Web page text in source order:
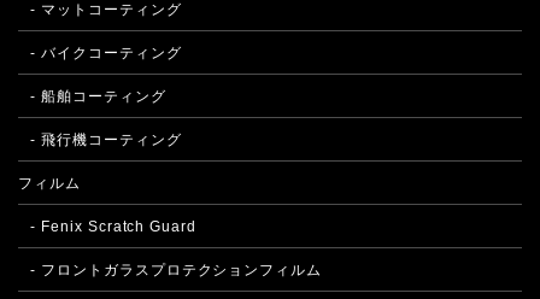
- マットコーティング
- バイクコーティング
- 船舶コーティング
- 飛行機コーティング
フィルム
- Fenix Scratch Guard
- フロントガラスプロテクションフィルム